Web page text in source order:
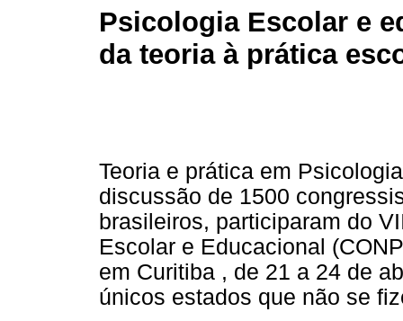
Psicologia Escolar e
da teoria à prática
Teoria e prática em
discussão de 1500
brasileiros, participaram do
Escolar e Educacional
em Curitiba , de 21 a 24 de
únicos estados que não se